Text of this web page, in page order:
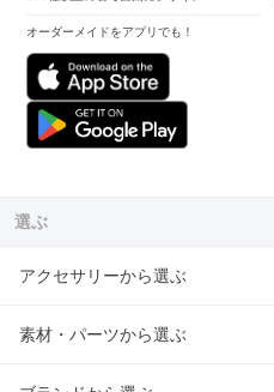
オーダーメイドをアプリでも！
選ぶ
アクセサリーから選ぶ
素材・パーツから選ぶ